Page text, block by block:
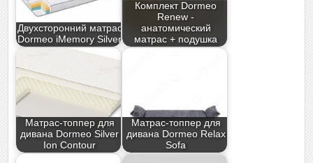
Двухсторонний матрас
Dormeo iMemory Silver
Комплект Dormeo
Renew -
анатомический
матрас + подушка
Матрас-топпер для
дивана Dormeo Silver
Ion Contour
Матрас-топпер для
дивана Dormeo Relax
Sofa